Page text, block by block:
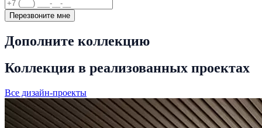
Перезвоните мне
Дополните коллекцию
Коллекция в реализованных проектах
Все дизайн-проекты